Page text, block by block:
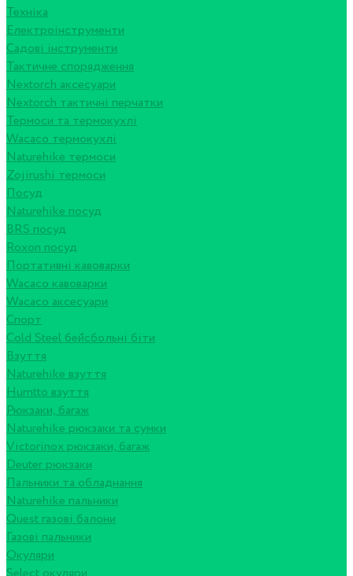
Техніка
Електроінструменти
Садові інструменти
Тактичне спорядження
Nextorch аксесуари
Nextorch тактичні перчатки
Термоси та термокухлі
Wacaco термокухлі
Naturehike термоси
Zojirushi термоси
Посуд
Naturehike посуд
BRS посуд
Roxon посуд
Портативні кавоварки
Wacaco кавоварки
Wacaco аксесуари
Спорт
Cold Steel бейсбольні біти
Взуття
Naturehike взуття
Humtto взуття
Рюкзаки, багаж
Naturehike рюкзаки та сумки
Victorinox рюкзаки, багаж
Deuter рюкзаки
Пальники та обладнання
Naturehike пальники
Quest газові балони
Газові пальники
Окуляри